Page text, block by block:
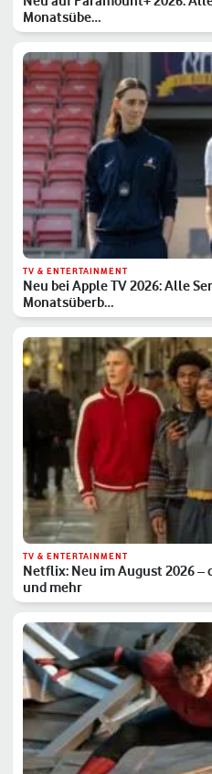
Monatsübe…
TV & ENTERTAINMENT
Neu bei Apple TV 2026: Alle
Monatsüberb…
TV & ENTERTAINMENT
Netflix: Neu im August 2026 –
und mehr